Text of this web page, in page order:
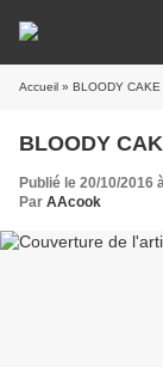
Accueil » BLOODY
BLOODY
Publié le 20/10/2016
Par AAcook